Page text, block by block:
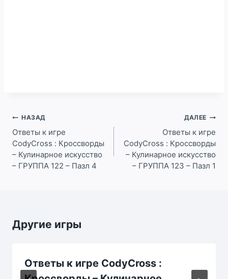
Навигация
по
записям
НАЗАД
Ответы к игре
CodyCross : Кроссворды
– Кулинарное искусство
– ГРУППА 122 – Пазл 4
ДАЛЕЕ
Ответы к игре
CodyCross : Кроссворды
– Кулинарное искусство
– ГРУППА 123 – Пазл 1
Другие игры
Ответы к игре CodyCross :